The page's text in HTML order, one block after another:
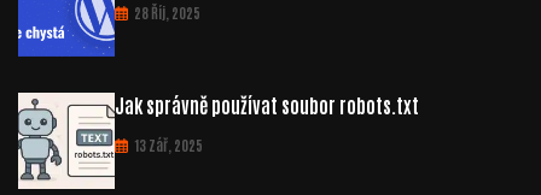
28 Říj, 2025
Jak správně používat soubor robots.txt
13 Zář, 2025